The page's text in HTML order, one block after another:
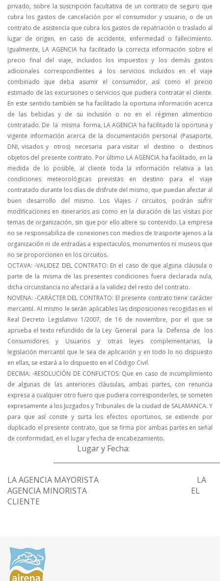
privado, sobre la suscripción facultativa de un contrato de seguro que
cubra los gastos de cancelación por el consumidor y usuario, o de un
contrato de asistencia que cubra los gastos de repatriación o traslado al
lugar de origen, en caso de accidente, enfermedad o fallecimiento.
Igualmente, LA AGENCIA ha facilitado la correcta información sobre el
precio final del viaje, incluidos los impuestos y los demás gastos
adicionales correspondientes a los servicios incluidos en el viaje
combinado que deba asumir el consumidor, así como el precio
estimado de las excursiones o servicios que pudiera contratar el cliente.
En este sentido también se ha facilitado la oportuna información acerca
de las bebidas y de su inclusión o no en el régimen alimenticio
contratado. De la misma forma, LA AGENCIA ha facilitado la oportuna y
vigente información acerca de la documentación personal (Pasaporte,
DNI, visados y otros) necesaria para visitar el destino o destinos
objetos del presente contrato. Por último LA AGENCIA ha facilitado, en la
medida de lo posible, al cliente toda la información relativa a las
condiciones meteorológicas previstas en destino para el viaje
contratado durante los días de disfrute del mismo, que puedan afectar al
buen desarrollo del mismo. Los Viajes / circuitos, podrán sufrir
modificaciones en itinerarios asi como en la duración de las visitas por
temas de organización, sin que por ello altere su contenido. La empresa
no se responsabiliza de conexiones con medios de trasporte ajenos a la
organización ni de entradas a espectaculos, monumentos ni museos que
no se proporcionen en los circuitos.
OCTAVA: -VALIDEZ DEL CONTRATO: En el caso de que alguna cláusula o
parte de la misma de las presentes condiciones fuera declarada nula,
dicha circunstancia no afectará a la validez del resto del contrato.
NOVENA: -CARÁCTER DEL CONTRATO: El presente contrato tiene carácter
mercantil. Al mismo le serán aplicables las disposiciones recogidas en el
Real Decreto Legislativo 1/2007, de 16 de noviembre, por el que se
aprueba el texto refundido de la Ley General para la Defensa de los
Consumidores y Usuarios y otras leyes complementarias, la
legislación mercantil que le sea de aplicación y en todo lo no dispuesto
en ellas, se estará a lo dispuesto en el Código Civil.
DECIMA: -RESOLUCIÓN DE CONFLICTOS: Que en caso de incumplimiento
de algunas de las anteriores cláusulas, ambas partes, con renuncia
expresa a cualquier otro fuero que pudiera corresponderles, se someten
expresamente a los Juzgados y Tribunales de la ciudad de SALAMANCA. Y
para que así conste y surta los efectos oportunos, se extiende por
duplicado el presente contrato, que se firma por ambas partes en señal
de conformidad, en el lugar y fecha de encabezamiento.
Lugar y Fecha:
LA AGENCIA MAYORISTA LA
AGENCIA MINORISTA EL
CLIENTE